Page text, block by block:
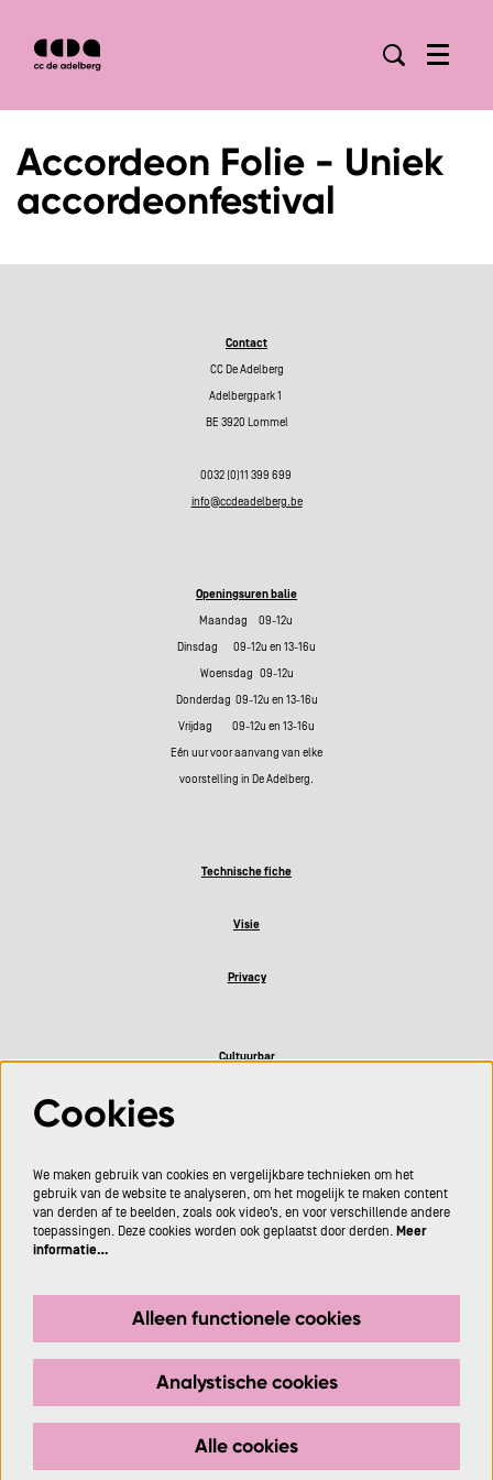
Menu
Accordeon Folie - Uniek
accordeonfestival
Contact
CC De Adelberg
Adelbergpark 1
BE 3920 Lommel
0032 (0)11 399 699
info@ccdeadelberg.be
Openingsuren balie
Maandag 09-12u
Dinsdag 09-12u en 13-16u
Woensdag 09-12u
Donderdag 09-12u en 13-16u
Vrijdag 09-12u en 13-16u
Eén uur voor aanvang van elke
voorstelling in De Adelberg.
Technische fiche
Visie
Privacy
Cultuurbar
Aanmelden
Cookies
We maken gebruik van cookies en vergelijkbare technieken om het
gebruik van de website te analyseren, om het mogelijk te maken content
van derden af te beelden, zoals ook video’s, en voor verschillende andere
toepassingen. Deze cookies worden ook geplaatst door derden. Meer
informatie…
Alleen functionele cookies
Analystische cookies
Alle cookies